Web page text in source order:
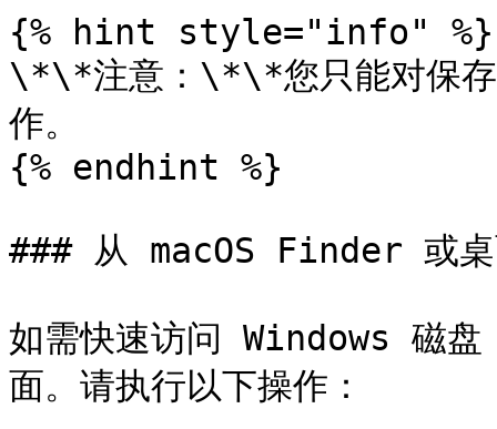
{% hint style="info" %}
\*\*注意：\*\*您只能对保存
作。
{% endhint %}
### 从 macOS Finder 或
如需快速访问 Windows 磁
面。请执行以下操作：